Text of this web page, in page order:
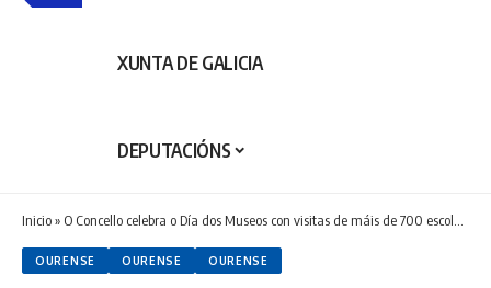
XUNTA DE GALICIA
DEPUTACIÓNS
Inicio» O Concello celebra o Día dos Museos con visitas de máis de 700 escolares ás instalacións do Museo Municipal
OURENSE OURENSE OURENSE